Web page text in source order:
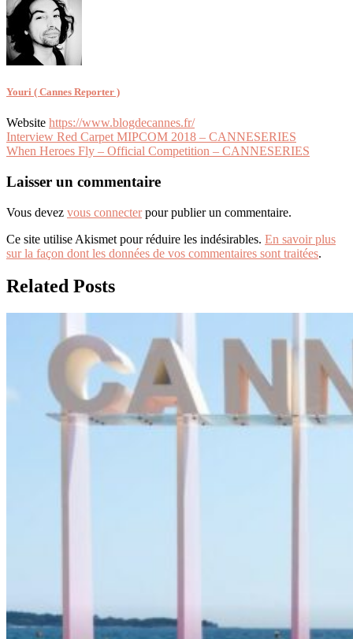
Youri ( Cannes Reporter )
Website https://www.blogdecannes.fr/
Navigation
de
l’article
Interview Red Carpet MIPCOM 2018 – CANNESERIES
When Heroes Fly – Official Competition – CANNESERIES
Laisser un commentaire
Vous devez vous connecterpour publier un commentaire.
Ce site utilise Akismet pour réduire les indésirables. En savoir plus
sur la façon dont les données de vos commentaires sont traitées.
Related Posts